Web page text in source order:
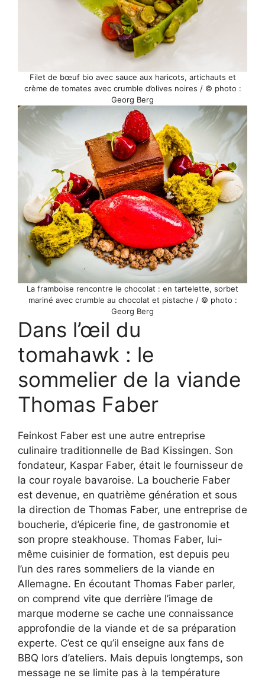
Filet de bœuf bio avec sauce aux haricots, artichauts et
crème de tomates avec crumble d’olives noires / © photo :
Georg Berg
La framboise rencontre le chocolat : en tartelette, sorbet
mariné avec crumble au chocolat et pistache / © photo :
Georg Berg
Dans l’œil du
tomahawk : le
sommelier de la viande
Thomas Faber
Feinkost Faber est une autre entreprise
culinaire traditionnelle de Bad Kissingen. Son
fondateur, Kaspar Faber, était le fournisseur de
la cour royale bavaroise. La boucherie Faber
est devenue, en quatrième génération et sous
la direction de Thomas Faber, une entreprise de
boucherie, d’épicerie fine, de gastronomie et
son propre steakhouse. Thomas Faber, lui-
même cuisinier de formation, est depuis peu
l’un des rares sommeliers de la viande en
Allemagne. En écoutant Thomas Faber parler,
on comprend vite que derrière l’image de
marque moderne se cache une connaissance
approfondie de la viande et de sa préparation
experte. C’est ce qu’il enseigne aux fans de
BBQ lors d’ateliers. Mais depuis longtemps, son
message ne se limite pas à la température